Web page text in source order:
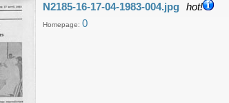
N2185-16-17-04-1983-004.jpg hot!
Homepage: 0